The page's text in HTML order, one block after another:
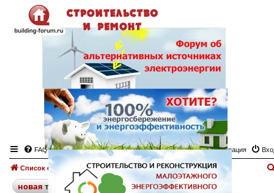
FAQ Регистрация
Список форумов Мебель Форум "Мебель"
новаятема поискрасширенный